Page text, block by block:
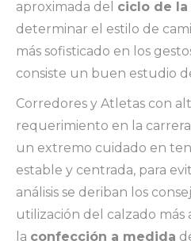
aproximada del ciclo de la
determinar el estilo de
más sofisticado en los
consiste un buen estudio
Corredores y Atletas con
requerimiento en la
un extremo cuidado en
estable y centrada, para
análisis se deriban los
utilización del calzado más
la confección a medida